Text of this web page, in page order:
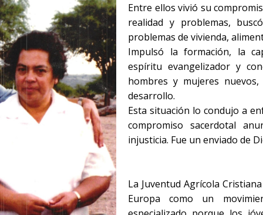
Entre ellos vivió su
realidad y problemas,
problemas de vivienda,
Impulsó la formación, la
espíritu evangelizador y
hombres y mujeres
desarrollo.
Esta situación lo condujo a
compromiso sacerdotal
injusticia. Fue un enviado de
La Juventud Agrícola
Europa como un